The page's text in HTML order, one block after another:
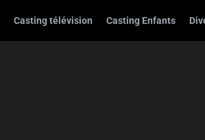
Casting télévision Casting Enfants